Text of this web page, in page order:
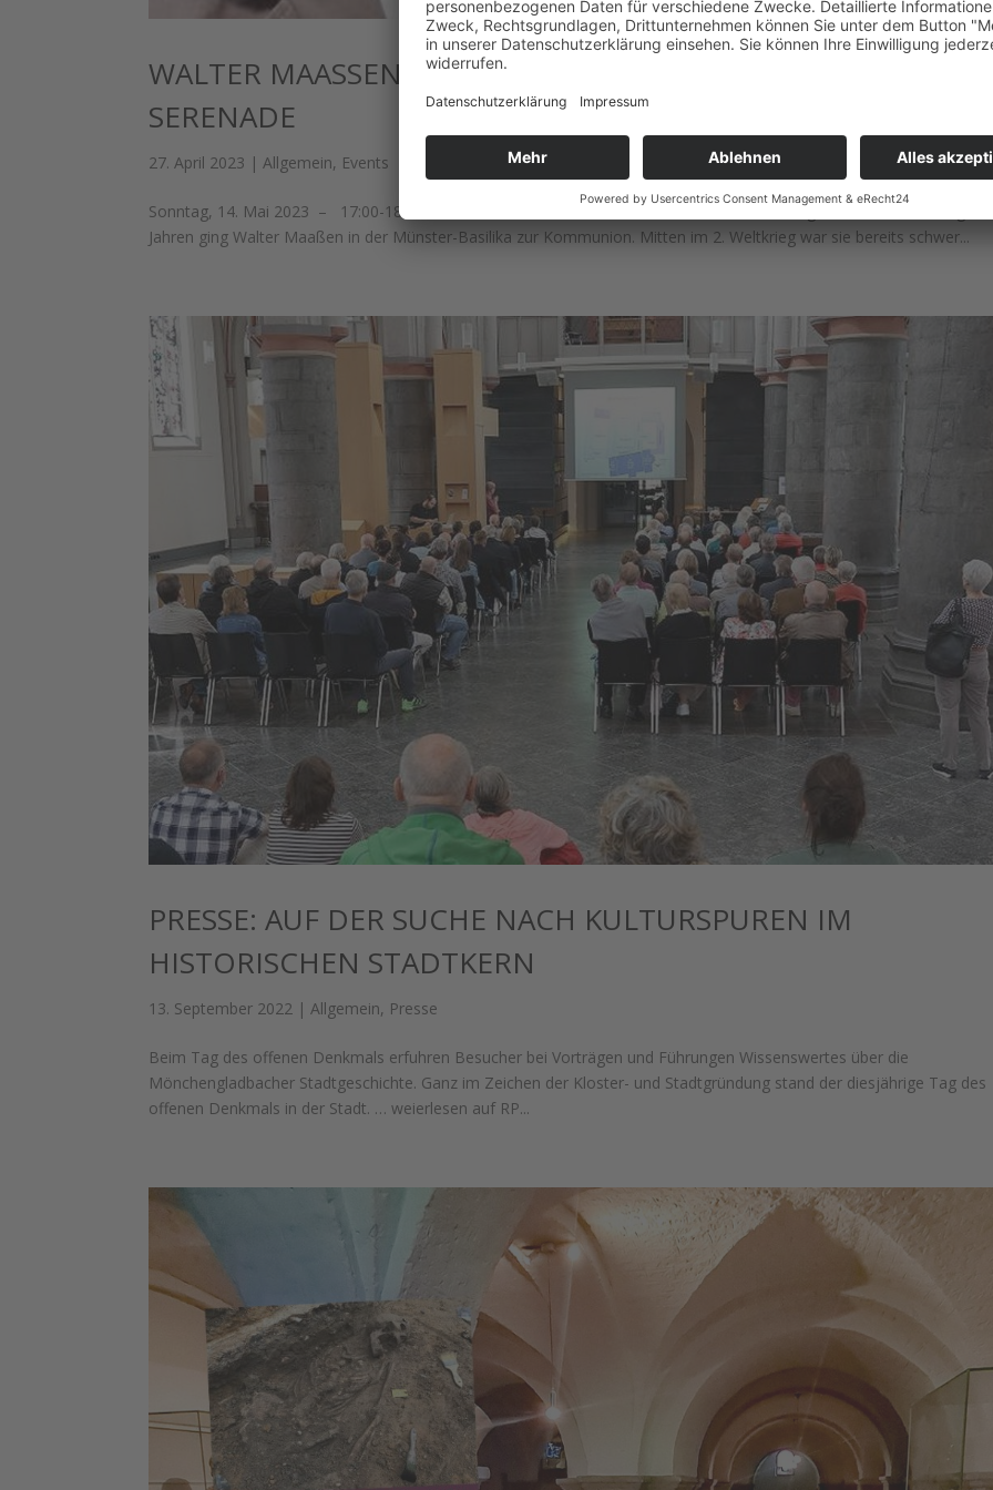
WALTER MAASSEN UND DIE BORDERLAND-JAZZBAND: JAZZ-S
ERENADE
27. April 2023 |Allgemein, Events
Sonntag, 14. Mai 2023 – 17:00-18:30 Uhr – Münster St. Vitus – Abteistr. 41 – Mönchengladbach 1943 – vor
Jahren ging Walter Maaßen in der Münster-Basilika zur Kommunion. Mitten im 2. Weltkrieg war sie bereits schwer...
PRESSE: AUF DER SUCHE NACH KULTURSPUREN IM
HISTORISCHEN STADTKERN
13. September 2022 |Allgemein, Presse
Beim Tag des offenen Denkmals erfuhren Besucher bei Vorträgen und Führungen Wissenswertes über die
Mönchengladbacher Stadtgeschichte. Ganz im Zeichen der Kloster- und Stadtgründung stand der diesjährige Tag des
offenen Denkmals in der Stadt. … weierlesen auf RP...